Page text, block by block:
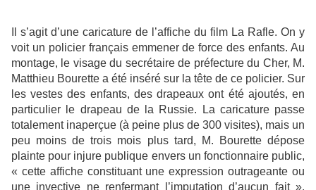
Il s’agit d’une caricature de l’affiche du film La Rafle. On y
voit un policier français emmener de force des enfants. Au
montage, le visage du secrétaire de préfecture du Cher, M.
Matthieu Bourette a été inséré sur la tête de ce policier. Sur
les vestes des enfants, des drapeaux ont été ajoutés, en
particulier le drapeau de la Russie. La caricature passe
totalement inaperçue (à peine plus de 300 visites), mais un
peu moins de trois mois plus tard, M. Bourette dépose
plainte pour injure publique envers un fonctionnaire public,
« cette affiche constituant une expression outrageante ou
une invective ne renfermant l’imputation d’aucun fait ».